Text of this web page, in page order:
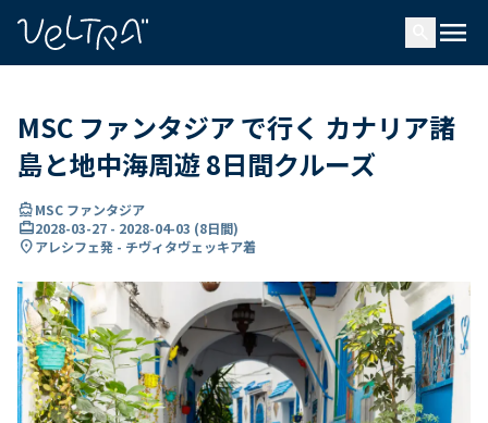
menu
MSC ファンタジア で行く カナリア諸
島と地中海周遊 8日間クルーズ
directions_boatMSC ファンタジア
card_travel2028-03-27 - 2028-04-03 (8日間)
location_onアレシフェ発 - チヴィタヴェッキア着